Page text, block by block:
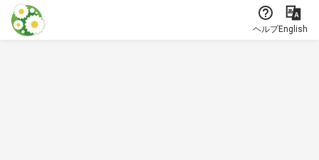
本文に飛ぶ
ヘルプEnglish